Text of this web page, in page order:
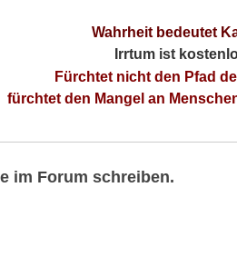
Wahrheit bedeutet
Irrtum ist
Fürchtet nicht den Pfad
fürchtet den Mangel an
im Forum schreiben.